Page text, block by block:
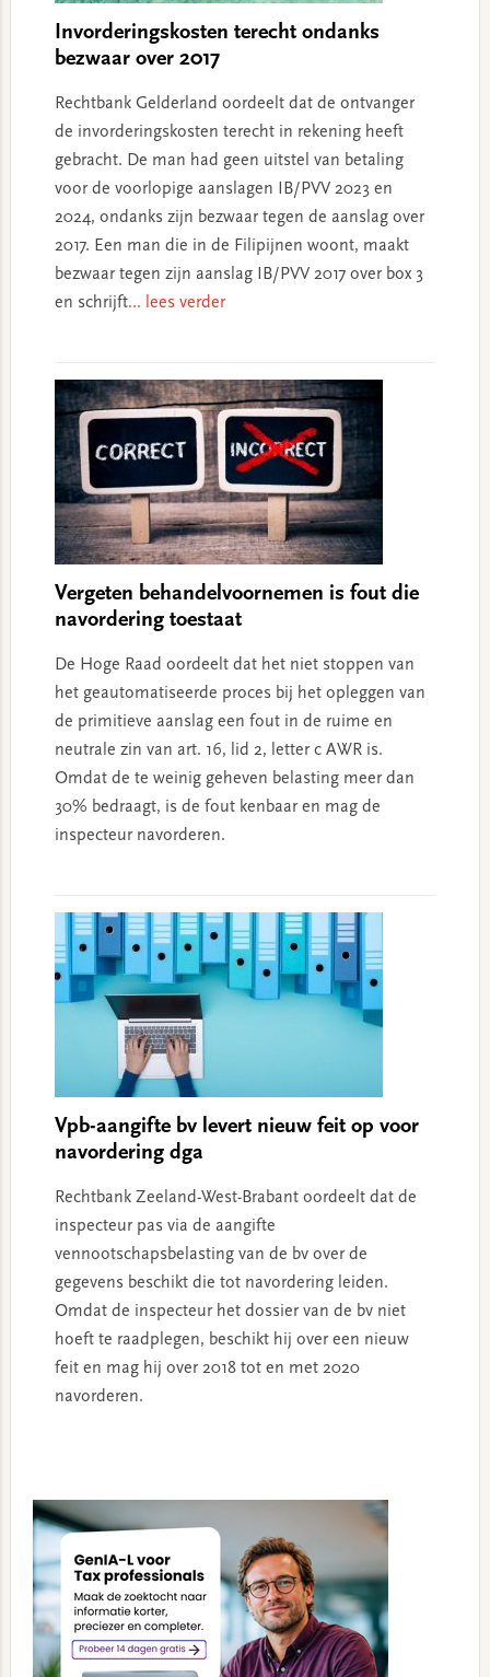
Invorderingskosten terecht ondanks
bezwaar over 2017
Rechtbank Gelderland oordeelt dat de ontvanger
de invorderingskosten terecht in rekening heeft
gebracht. De man had geen uitstel van betaling
voor de voorlopige aanslagen IB/PVV 2023 en
2024, ondanks zijn bezwaar tegen de aanslag over
2017. Een man die in de Filipijnen woont, maakt
bezwaar tegen zijn aanslag IB/PVV 2017 over box 3
en schrijft... lees verder
Vergeten behandelvoornemen is fout die
navordering toestaat
De Hoge Raad oordeelt dat het niet stoppen van
het geautomatiseerde proces bij het opleggen van
de primitieve aanslag een fout in de ruime en
neutrale zin van art. 16, lid 2, letter c AWR is.
Omdat de te weinig geheven belasting meer dan
30% bedraagt, is de fout kenbaar en mag de
inspecteur navorderen.
Vpb-aangifte bv levert nieuw feit op voor
navordering dga
Rechtbank Zeeland-West-Brabant oordeelt dat de
inspecteur pas via de aangifte
vennootschapsbelasting van de bv over de
gegevens beschikt die tot navordering leiden.
Omdat de inspecteur het dossier van de bv niet
hoeft te raadplegen, beschikt hij over een nieuw
feit en mag hij over 2018 tot en met 2020
navorderen.
Sidebar